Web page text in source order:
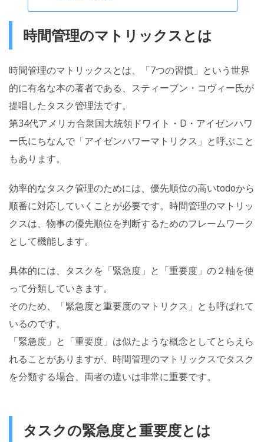
時間管理のマトリックスとは
時間管理のマトリックスとは、「7つの習慣」という世界
的に有名な本の著者である、スティーブン・コヴィー氏が
提唱したタスク管理法です。
第34代アメリカ合衆国大統領ドワイト・D・アイゼンハワ
ー氏にちなんで「アイゼンハワーマトリクス」と呼ぶこと
もあります。
効率的なタスク管理のためには、優先順位の高いtodoから
順番に対応していくことが必要です。時間管理のマトリッ
クスは、物事の優先順位を判断するためのフレームワーク
として機能します。
具体的には、タスクを「緊急度」と「重要度」の２軸を使
って分類していきます。
そのため、「緊急度と重要度のマトリクス」とも呼ばれて
いるのです。
「緊急度」と「重要度」は似たような概念としてとらえら
れることがありますが、時間管理のマトリックスでタスク
を分類する場合、両者の違いは非常に重要です。
タスクの緊急度と重要度とは